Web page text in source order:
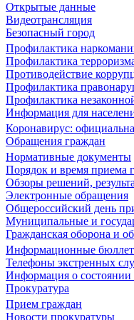
Открытые данные
Видеотрансляция
Безопасный город
Профилактика
Профилактика
Противодействие
Профилактика
Профилактика
Информация для
Коронавирус:
Обращения граждан
Нормативные документы
Порядок и время приема
Обзоры решений,
Электронные обращения
Общероссийский день
Муниципальные и
Гражданская оборона и
Информационные
Телефоны экстренных
Информация о состоянии
Прокуратура
Прием граждан
Новости прокуратуры